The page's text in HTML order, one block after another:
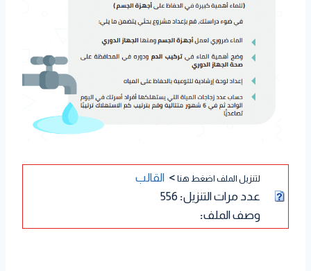
لتنزيل الملف اضغط هنا > القالب
عدد مرات التنزيل:
وصف الملف: